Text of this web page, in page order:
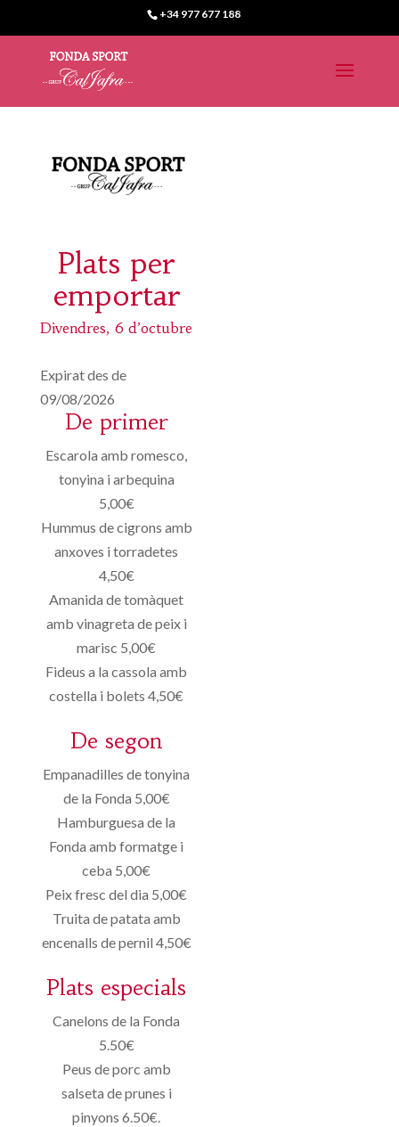
+34 977 677 188
Plats per
emportar
Divendres, 6 d’octubre
Expirat des de
09/08/2026
De primer
Escarola amb romesco,
tonyina i arbequina
5,00€
Hummus de cigrons amb
anxoves i torradetes
4,50€
Amanida de tomàquet
amb vinagreta de peix i
marisc 5,00€
Fideus a la cassola amb
costella i bolets 4,50€
De segon
Empanadilles de tonyina
de la Fonda 5,00€
Hamburguesa de la
Fonda amb formatge i
ceba 5,00€
Peix fresc del dia 5,00€
Truita de patata amb
encenalls de pernil 4,50€
Plats especials
Canelons de la Fonda
5.50€
Peus de porc amb
salseta de prunes i
pinyons 6.50€.